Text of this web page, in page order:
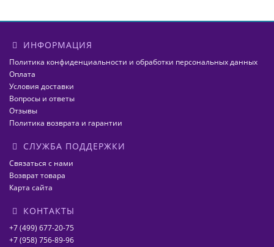
ИНФОРМАЦИЯ
Политика конфиденциальности и обработки персональных данных
Оплата
Условия доставки
Вопросы и ответы
Отзывы
Политика возврата и гарантии
СЛУЖБА ПОДДЕРЖКИ
Связаться с нами
Возврат товара
Карта сайта
КОНТАКТЫ
+7 (499) 677-20-75
+7 (958) 756-89-96